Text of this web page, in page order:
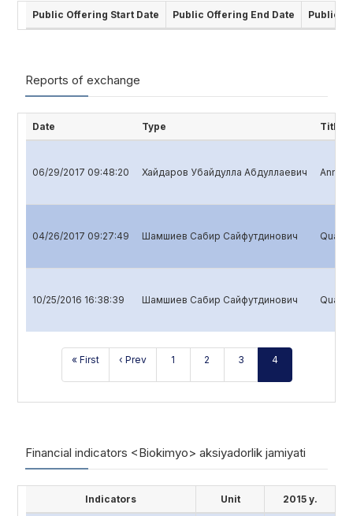
Public Offering Start Date Public Offering End Date Public
Reports of exchange
Date Type Title
06/29/2017 09:48:20 Хайдаров Убайдулла Абдуллаевич
04/26/2017 09:27:49 Шамшиев Сабир Сайфутдинович
10/25/2016 16:38:39 Шамшиев Сабир Сайфутдинович
« First ‹ Prev 1 2 3 4
Financial indicators <Biokimyo> aksiyadorlik jamiyati
Indicators Unit 2015 y.